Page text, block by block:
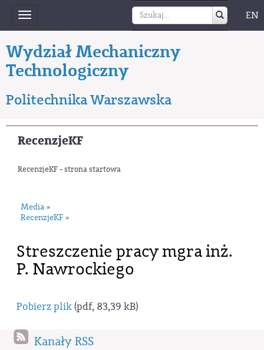
Toggle
navigation
EN
Wydział Mechaniczny
Technologiczny
Politechnika Warszawska
RecenzjeKF
RecenzjeKF - strona startowa
Media »
RecenzjeKF »
Streszczenie pracy mgra inż.
P. Nawrockiego
Pobierz plik(pdf, 83,39 kB)
Kanały RSS